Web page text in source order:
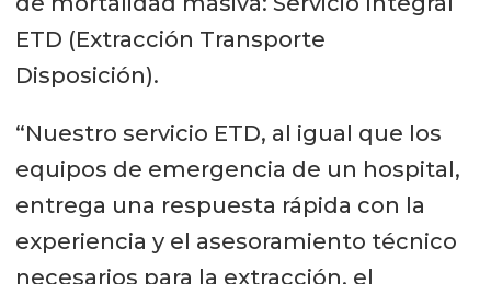
ETD (Extracción Transporte
Disposición).
“Nuestro servicio ETD, al igual que los
equipos de emergencia de un hospital,
entrega una respuesta rápida con la
experiencia y el asesoramiento técnico
necesarios para la extracción, el